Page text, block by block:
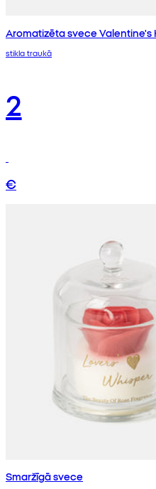
Aromatizēta svece Valentine's
stikla traukā
2
€
Smaržīgā svece